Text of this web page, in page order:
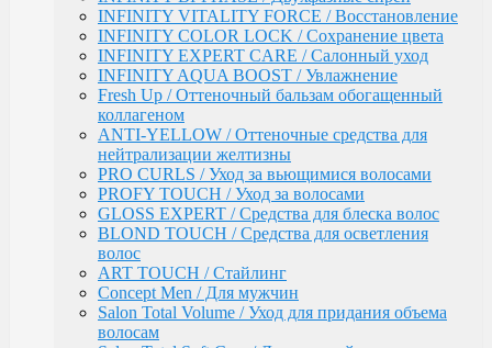
Concept Men / Для мужчин
Salon Total Volume / Уход для придания объема
волосам
Salon Total Soft Care / Деликатный уход для
поврежденных волос
Salon Total Repair / Питание и восстановление
волос
Salon Total Hydro / Увлажняющие средства для
волос
Salon Total Colorsaver / Уход за окрашенными
волосами
Salon Total Basic / Уход для всех типов волос
PEPTIDE FORCE / Пептидное восстановление
NEXT LEVEL BLOND / Комплекс для создания и
поддержания блонда
DETOX POWER / Уход
BONDING SYSTEM / Уход с бондинг-комплексом
INFINITY VITALITY FORCE / Восстановление
INFINITY COLOR LOCK / Сохранение цвета
INFINITY EXPERT CARE / Салонный уход
INFINITY AQUA BOOST / Увлажнение
Fresh Up / Оттеночный бальзам обогащенный
коллагеном
ANTI-YELLOW / Оттеночные средства для
нейтрализации желтизны
PRO CURLS / Уход за вьющимися волосами
PROFY TOUCH / Уход за волосами
GLOSS EXPERT / Средства для блеска волос
BLOND TOUCH / Средства для осветления
волос
ART TOUCH / Стайлинг
Concept Men / Для мужчин
Salon Total Volume / Уход для придания объема
волосам